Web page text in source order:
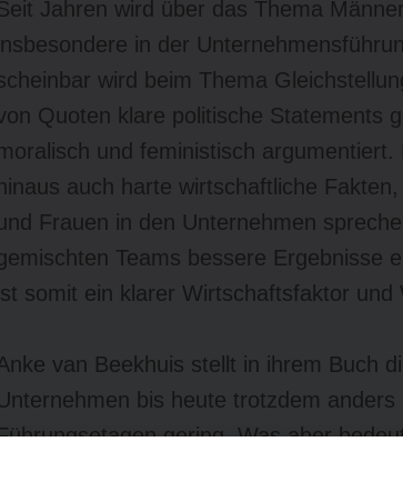
Jahren wird über das Thema
in der
wird beim Thema
Quoten klare politische Statements
und feministisch
hinaus auch harte wirtschaftliche
Frauen in den Unternehmen
Teams bessere Ergebnisse
somit ein klarer Wirtschaftsfaktor
van Beekhuis stellt in ihrem Buch
bis heute trotzdem
gering. Was aber
sie mit diesem Mangel wirtschaftlich?